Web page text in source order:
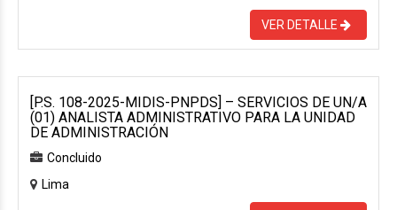
VER DETALLE
[P.S. 108-2025-MIDIS-PNPDS] – SERVICIOS DE UN/A
(01) ANALISTA ADMINISTRATIVO PARA LA UNIDAD
DE ADMINISTRACIÓN
Concluido
Lima